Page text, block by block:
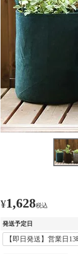
¥1,628税込
発送予定日